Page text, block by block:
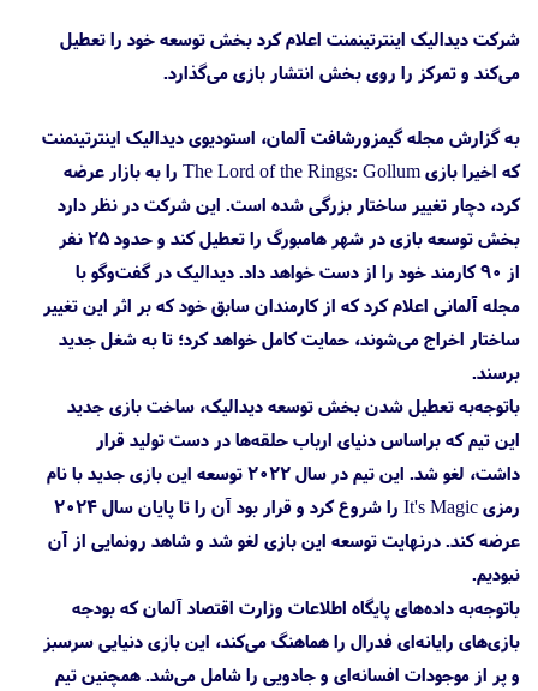
شرکت دیدالیک اینترتینمنت اعلام کرد بخش توسعه خود را تعطیل
می‌کند و تمرکز را روی بخش انتشار بازی می‌گذارد.
به گزارش مجله گیمزورشافت آلمان، استودیوی دیدالیک اینترتینمنت
که اخیرا بازی The Lord of the Rings: Gollum را به بازار عرضه
کرد، دچار تغییر ساختار بزرگی شده است. این شرکت در نظر دارد
بخش توسعه بازی در شهر هامبورگ را تعطیل کند و حدود ۲۵ نفر
از ۹۰ کارمند خود را از دست خواهد داد. دیدالیک در گفت‌و‌گو با
مجله آلمانی اعلام کرد که از کارمندان سابق خود که بر اثر این تغییر
ساختار اخراج می‌شوند، حمایت کامل خواهد کرد؛ تا به شغل جدید
برسند.
باتوجه‌به تعطیل شدن بخش توسعه دیدالیک، ساخت بازی جدید
این تیم که براساس دنیای ارباب حلقه‌ها در دست تولید قرار
داشت، لغو شد. این تیم در سال ۲۰۲۲ توسعه این بازی جدید با نام
رمزی It's Magic را شروع کرد و قرار بود آن را تا پایان سال ۲۰۲۴
عرضه کند. درنهایت توسعه این بازی لغو شد و شاهد رونمایی از آن
نبودیم.
باتوجه‌به داده‌های پایگاه اطلاعات وزارت اقتصاد آلمان که بودجه
بازی‌های رایانه‌ای فدرال را هماهنگ می‌کند، این بازی دنیایی سرسبز
و پر از موجودات افسانه‌ای و جادویی را شامل می‌شد. همچنین تیم